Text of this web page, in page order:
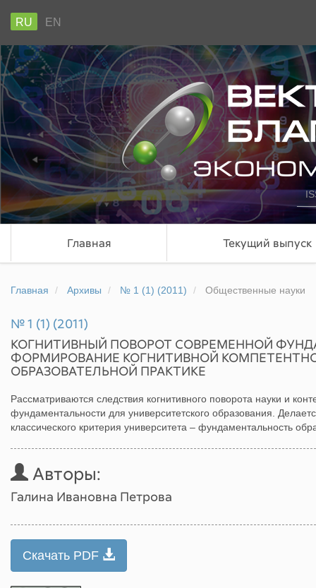
RU EN
Главная Текущий выпуск
Главная Архивы № 1 (1) (2011) Общественные науки
№ 1 (1) (2011)
КОГНИТИВНЫЙ ПОВОРОТ СОВРЕМЕННОЙ
ФОРМИРОВАНИЕ КОГНИТИВНОЙ
ОБРАЗОВАТЕЛЬНОЙ ПРАКТИКЕ
Рассматриваются следствия когнитивного поворота науки и
фундаментальности для университетского образования.
классического критерия университета – фундаментальность
Авторы:
Галина Ивановна Петрова
Скачать PDF